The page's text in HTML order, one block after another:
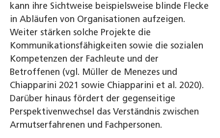
kann ihre Sichtweise beispielsweise blinde Flecke
in Abläufen von Organisationen aufzeigen.
Weiter stärken solche Projekte die
Kommunikationsfähigkeiten sowie die sozialen
Kompetenzen der Fachleute und der
Betroffenen (vgl. Müller de Menezes und
Chiapparini 2021 sowie Chiapparini et al. 2020).
Darüber hinaus fördert der gegenseitige
Perspektivenwechsel das Verständnis zwischen
Armutserfahrenen und Fachpersonen.